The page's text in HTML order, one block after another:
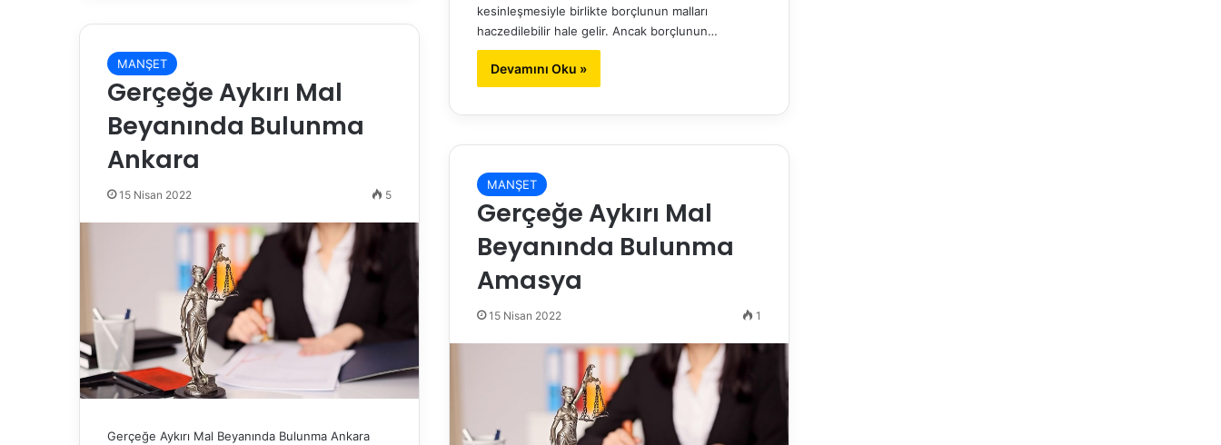
kesinleşmesiyle birlikte borçlunun malları
haczedilebilir hale gelir. Ancak borçlunun…
Devamını Oku »
MANŞET
Gerçeğe Aykırı Mal
Beyanında Bulunma
Ankara
15 Nisan 2022 5
Gerçeğe Aykırı Mal Beyanında Bulunma Ankara
MANŞET
Gerçeğe Aykırı Mal
Beyanında Bulunma
Amasya
15 Nisan 2022 1